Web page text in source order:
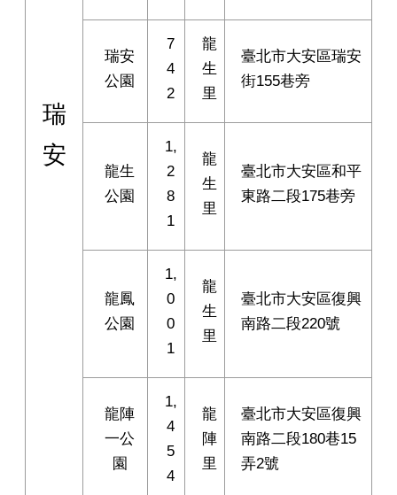
瑞
安
瑞安
公園
7
4
2
龍
生
里
臺北市大安區瑞安
街155巷旁
龍生
公園
1,
2
8
1
龍
生
里
臺北市大安區和平
東路二段175巷旁
龍鳳
公園
1,
0
0
1
龍
生
里
臺北市大安區復興
南路二段220號
龍陣
一公
園
1,
4
5
4
龍
陣
里
臺北市大安區復興
南路二段180巷15
弄2號